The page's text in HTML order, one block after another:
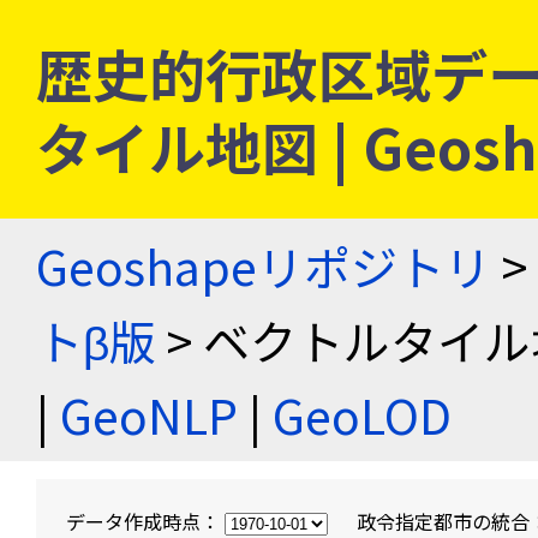
歴史的行政区域デ
タイル地図 |
Geoshapeリポジトリ >
トβ版 > ベクトルタイ
| GeoNLP | GeoLOD
データ作成時点： 政令指定都市の統